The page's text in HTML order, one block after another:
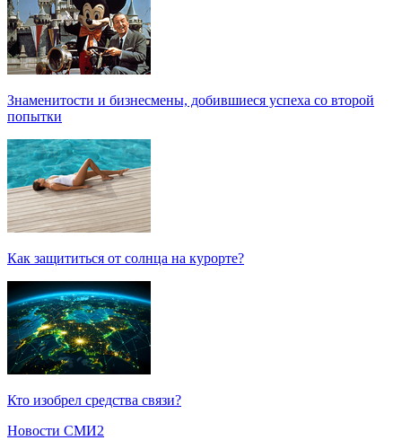
Знаменитости и бизнесмены, добившиеся успеха со второй
попытки
Как защититься от солнца на курорте?
Кто изобрел средства связи?
Новости СМИ2